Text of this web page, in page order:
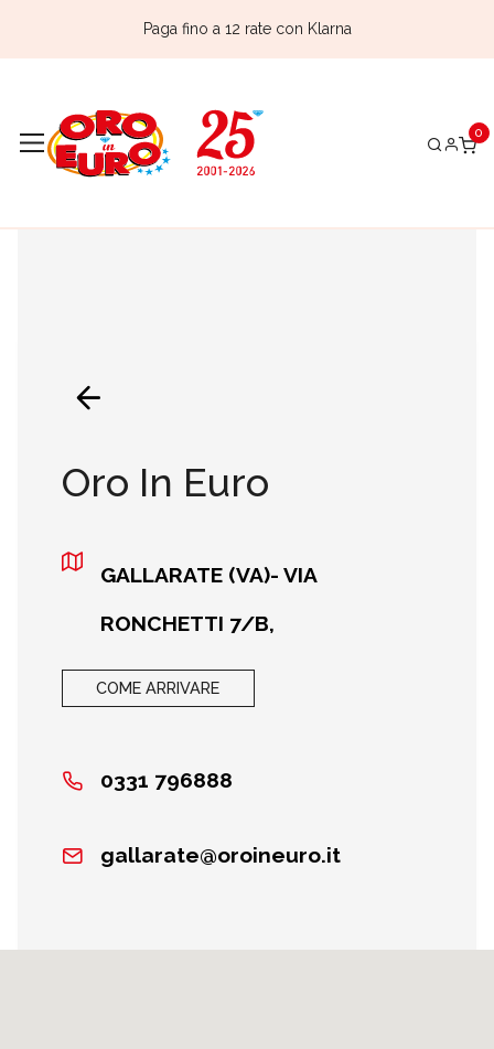
Paga fino a 12 rate con Klarna
Oro In Euro
GALLARATE (VA)- VIA
RONCHETTI 7/B,
COME ARRIVARE
0331 796888
gallarate@oroineuro.it